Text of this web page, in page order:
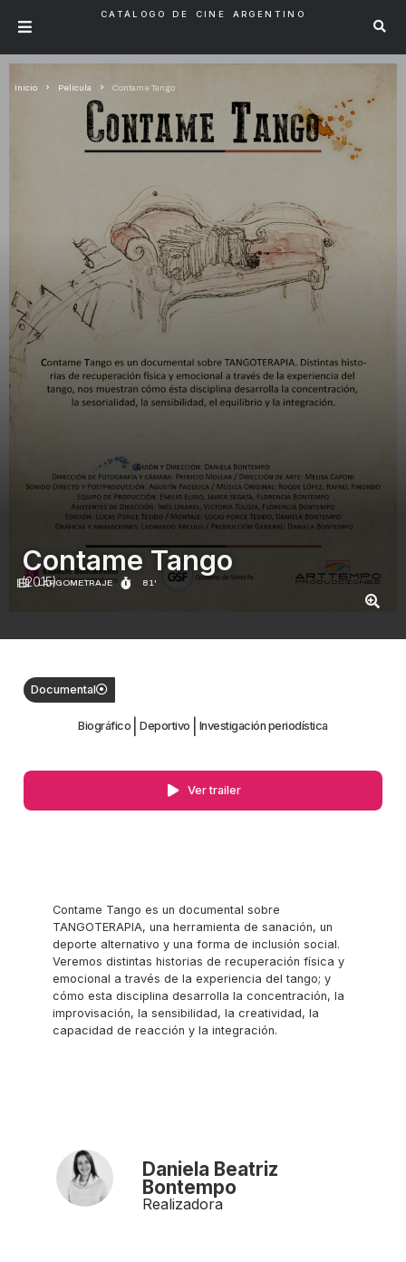
CATÁLOGO DE CINE ARGENTINO
Inicio Pelicula Contame Tango
LARGOMETRAJE 81'
Contame Tango
(2015)
Documental
Biográfico Deportivo Investigación periodística
Ver trailer
Contame Tango es un documental sobre
TANGOTERAPIA, una herramienta de sanación, un
deporte alternativo y una forma de inclusión social.
Veremos distintas historias de recuperación física y
emocional a través de la experiencia del tango; y
cómo esta disciplina desarrolla la concentración, la
improvisación, la sensibilidad, la creatividad, la
capacidad de reacción y la integración.
Daniela Beatriz
Bontempo
Realizadora